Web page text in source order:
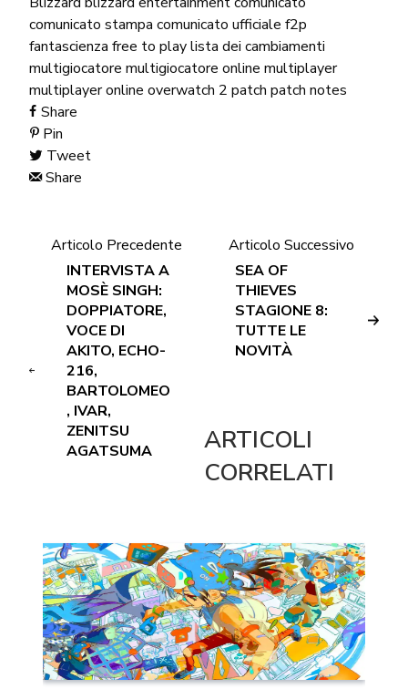
comunicato stampa comunicato ufficiale f2p
fantascienza free to playlista dei cambiamenti
multigiocatore multigiocatore online multiplayer
multiplayer online overwatch 2 patch patch notes
Share
Pin
Tweet
Share
Articolo Precedente
INTERVISTA A
MOSÈ SINGH:
DOPPIATORE,
VOCE DI
AKITO, ECHO-
216,
BARTOLOMEO
, IVAR,
ZENITSU
AGATSUMA
Articolo Successivo
SEA OF
THIEVES
STAGIONE 8:
TUTTE LE
NOVITÀ
ARTICOLI
CORRELATI